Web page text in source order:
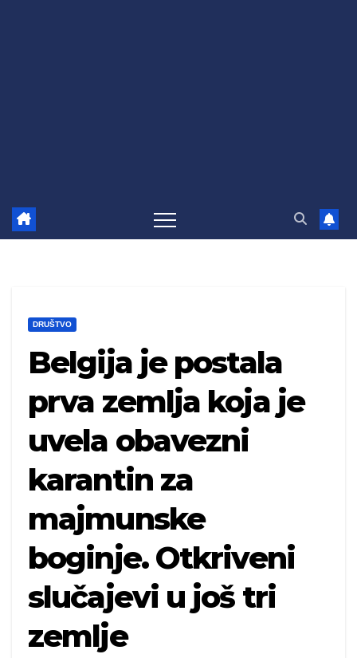
DRUŠTVO
Belgija je postala
prva zemlja koja je
uvela obavezni
karantin za
majmunske
boginje. Otkriveni
slučajevi u još tri
zemlje